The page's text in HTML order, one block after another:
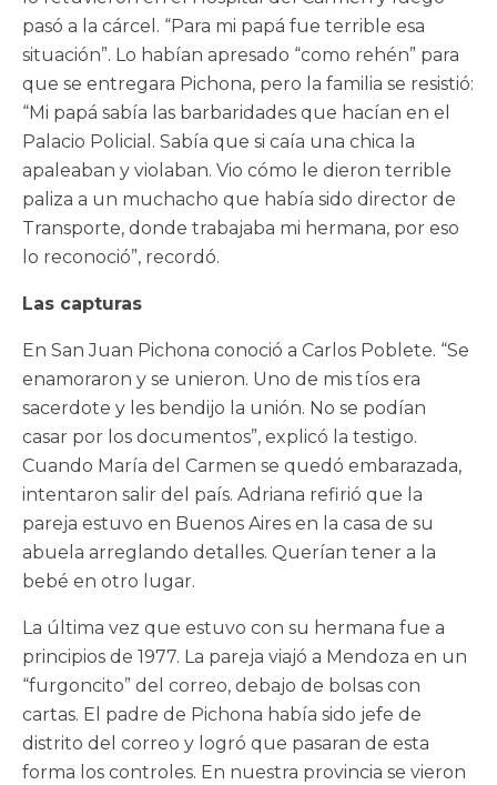
pasó a la cárcel. “Para mi papá fue terrible esa
situación”. Lo habían apresado “como rehén” para
que se entregara Pichona, pero la familia se resistió:
“Mi papá sabía las barbaridades que hacían en el
Palacio Policial. Sabía que si caía una chica la
apaleaban y violaban. Vio cómo le dieron terrible
paliza a un muchacho que había sido director de
Transporte, donde trabajaba mi hermana, por eso
lo reconoció”, recordó.
Las capturas
En San Juan Pichona conoció a Carlos Poblete. “Se
enamoraron y se unieron. Uno de mis tíos era
sacerdote y les bendijo la unión. No se podían
casar por los documentos”, explicó la testigo.
Cuando María del Carmen se quedó embarazada,
intentaron salir del país. Adriana refirió que la
pareja estuvo en Buenos Aires en la casa de su
abuela arreglando detalles. Querían tener a la
bebé en otro lugar.
La última vez que estuvo con su hermana fue a
principios de 1977. La pareja viajó a Mendoza en un
“furgoncito” del correo, debajo de bolsas con
cartas. El padre de Pichona había sido jefe de
distrito del correo y logró que pasaran de esta
forma los controles. En nuestra provincia se vieron